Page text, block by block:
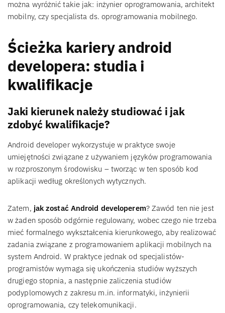
można wyróżnić takie jak: inżynier oprogramowania, architekt
mobilny, czy specjalista ds. oprogramowania mobilnego.
Ścieżka kariery android
developera: studia i
kwalifikacje
Jaki kierunek należy studiować i jak
zdobyć kwalifikacje?
Android developer wykorzystuje w praktyce swoje
umiejętności związane z używaniem języków programowania
w rozproszonym środowisku – tworząc w ten sposób kod
aplikacji według określonych wytycznych.
Zatem, jak zostać Android developerem? Zawód ten nie jest
w żaden sposób odgórnie regulowany, wobec czego nie trzeba
mieć formalnego wykształcenia kierunkowego, aby realizować
zadania związane z programowaniem aplikacji mobilnych na
system Android. W praktyce jednak od specjalistów-
programistów wymaga się ukończenia studiów wyższych
drugiego stopnia, a następnie zaliczenia studiów
podyplomowych z zakresu m.in. informatyki, inżynierii
oprogramowania, czy telekomunikacji.